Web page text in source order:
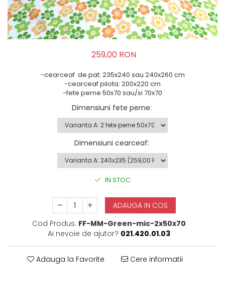
259,00 RON
-cearceaf de pat: 235x240 sau 240x260 cm
-cearceaf pilota: 200x220 cm
-fete perne 50x70 sau/si 70x70
Dimensiuni fete perne:
Dimensiuni cearceaf:
IN STOC
ADAUGA IN COS
Cod Produs: FF-MM-Green-mic-2x50x70
Ai nevoie de ajutor? 021.420.01.03
Adauga la Favorite Cere informatii